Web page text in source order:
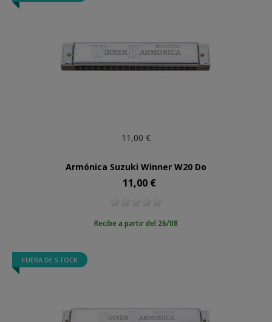
11,00 €
Armónica Suzuki Winner W20 Do
Precio
11,00 €
Recibe a partir del 26/08
FUERA DE STOCK